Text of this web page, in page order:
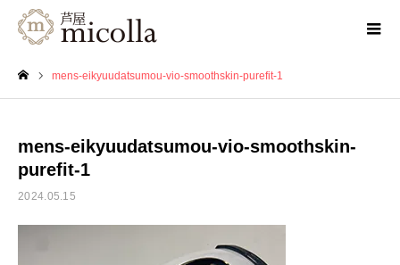
mens-eikyuudatsumou-vio-smoothskin-purefit-1
mens-eikyuudatsumou-vio-smoothskin-
purefit-1
2024.05.15